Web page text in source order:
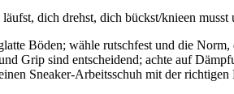
dich drehst, dich bückst/knieen
Böden; wähle rutschfest und die Norm,
Grip sind entscheidend; achte auf
Sneaker-Arbeitsschuh mit der